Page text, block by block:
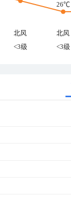
26℃
北风
北风
<3级 <3级